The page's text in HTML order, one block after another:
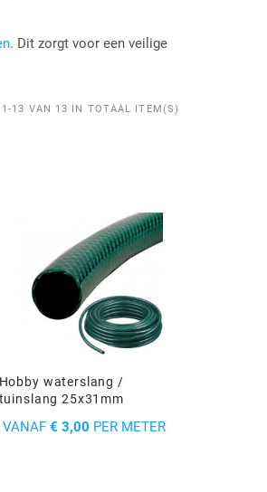
. Dit zorgt voor een veilige
1-13 VAN 13 IN TOTAAL ITEM(S)
Hobby waterslang /
tuinslang 25x31mm
VANAF € 3,00 PER METER
PRIJS